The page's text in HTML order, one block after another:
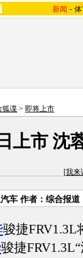
新闻 -
狐谍 > 即将上市
上市 沈
[我来
车 作者：综合报道
骏捷FRV1.3L
骏捷